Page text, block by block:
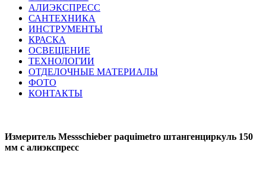
АЛИЭКСПРЕСС
САНТЕХНИКА
ИНСТРУМЕНТЫ
КРАСКА
ОСВЕЩЕНИЕ
ТЕХНОЛОГИИ
ОТДЕЛОЧНЫЕ МАТЕРИАЛЫ
ФОТО
КОНТАКТЫ
Измеритель Messschieber paquimetro штангенциркуль 150
мм с алиэкспресс